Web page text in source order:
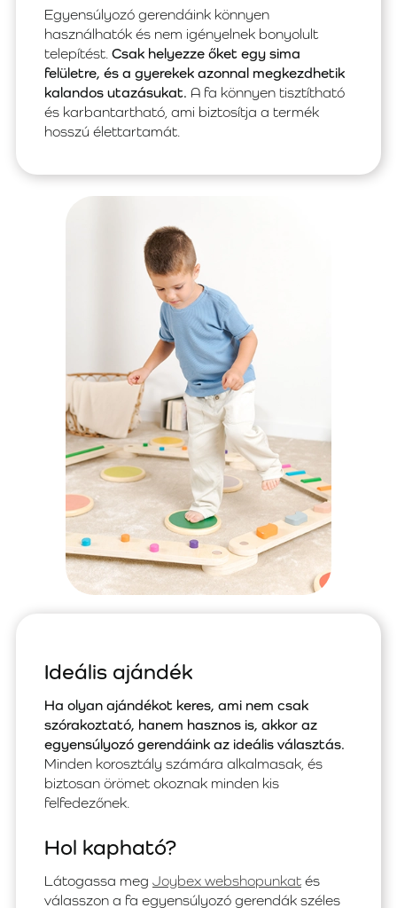
Egyensúlyozó gerendáink könnyen
használhatók és nem igényelnek bonyolult
telepítést. Csak helyezze őket egy sima
felületre, és a gyerekek azonnal megkezdhetik
kalandos utazásukat. A fa könnyen tisztítható
és karbantartható, ami biztosítja a termék
hosszú élettartamát.
Ideális ajándék
Ha olyan ajándékot keres, ami nem csak
szórakoztató, hanem hasznos is, akkor az
egyensúlyozó gerendáink az ideális választás.
Minden korosztály számára alkalmasak, és
biztosan örömet okoznak minden kis
felfedezőnek.
Hol kapható?
Látogassa meg Joybex webshopunkat és
válasszon a fa egyensúlyozó gerendák széles